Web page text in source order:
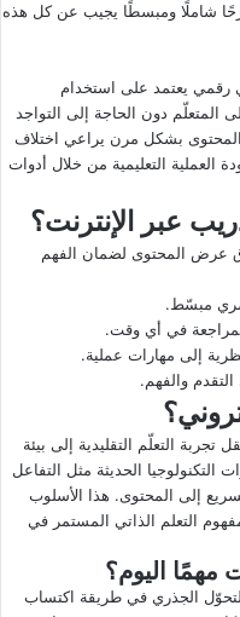
شرحًا شاملًا ومبسطًا يجيب عن كل هذه
رقمي يعتمد على استخدام
المتعلّم دون الحاجة إلى التواجد
بشكل مرن يراعي اختلاف
العملية التعليمية من خلال أدوات
عبر الإنترنت؟
عرض المحتوى لضمان الفهم
مبسّط.
في أي وقت.
إلى مهارات عملية.
والفهم.
تجربة التعلّم التقليدية إلى بيئة
التكنولوجيا الحديثة مثل التفاعل
إلى المحتوى. هذا الأسلوب
التعلم الذاتي المستمر في
مهمًا اليوم؟
الجذري في طريقة اكتساب